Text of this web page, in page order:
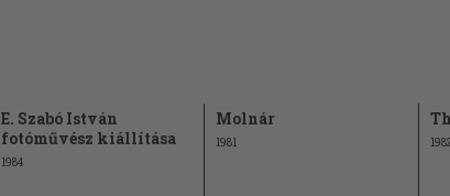
E. Szabó István
fotóművész kiállítása
1984
Molnár
1981